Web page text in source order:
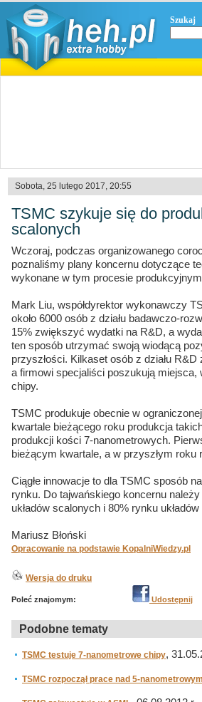
Szukaj
Sobota, 25 lutego 2017, 20:55
TSMC szykuje się do
scalonych
Wczoraj, podczas organizowanego
poznaliśmy plany koncernu dotyczące
wykonane w tym procesie
Mark Liu, współdyrektor wykonawczy
około 6000 osób z działu badawczo-
15% zwiększyć wydatki na R&D, a
ten sposób utrzymać swoją wiodącą
przyszłości. Kilkaset osób z działu
a firmowi specjaliści poszukują
chipy.
TSMC produkuje obecnie w
kwartale bieżącego roku produkcja
produkcji kości 7-nanometrowych.
bieżącym kwartale, a w przyszłym
Ciągłe innowacje to dla TSMC sposób
rynku. Do tajwańskiego koncernu
układów scalonych i 80% rynku
Mariusz Błoński
Opracowanie na podstawie KopalniWiedzy.pl
Wersja do druku
Poleć znajomym: Udostępnij
Podobne tematy
TSMC testuje 7-nanometrowe chipy,
TSMC rozpoczął prace nad 5-